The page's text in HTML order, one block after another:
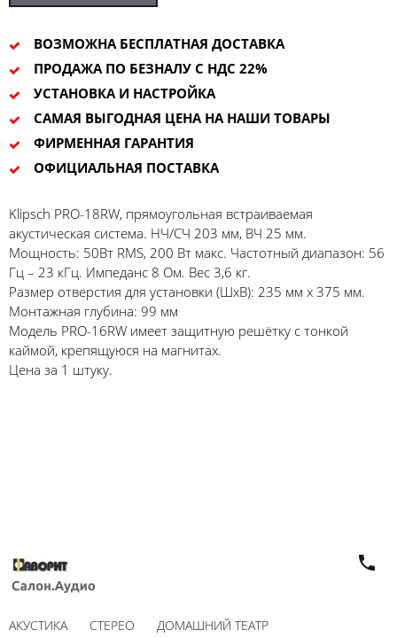
ВОЗМОЖНА БЕСПЛАТНАЯ ДОСТАВКА
ПРОДАЖА ПО БЕЗНАЛУ С НДС 22%
УСТАНОВКА И НАСТРОЙКА
САМАЯ ВЫГОДНАЯ ЦЕНА НА НАШИ ТОВАРЫ
ФИРМЕННАЯ ГАРАНТИЯ
ОФИЦИАЛЬНАЯ ПОСТАВКА
Klipsch PRO-18RW, прямоугольная встраиваемая
акустическая система. НЧ/СЧ 203 мм, ВЧ 25 мм.
Мощность: 50Вт RMS, 200 Вт макс. Частотный диапазон: 56
Гц – 23 кГц. Импеданс 8 Ом. Вес 3,6 кг.
Размер отверстия для установки (ШхВ): 235 мм х 375 мм.
Монтажная глубина: 99 мм
Модель PRO-16RW имеет защитную решётку с тонкой
каймой, крепящуюся на магнитах.
Цена за 1 штуку.
АКУСТИКА СТЕРЕО ДОМАШНИЙ ТЕАТР